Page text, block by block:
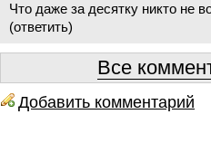
Что даже за десятку никто не
(ответить)
Все
Добавить комментарий